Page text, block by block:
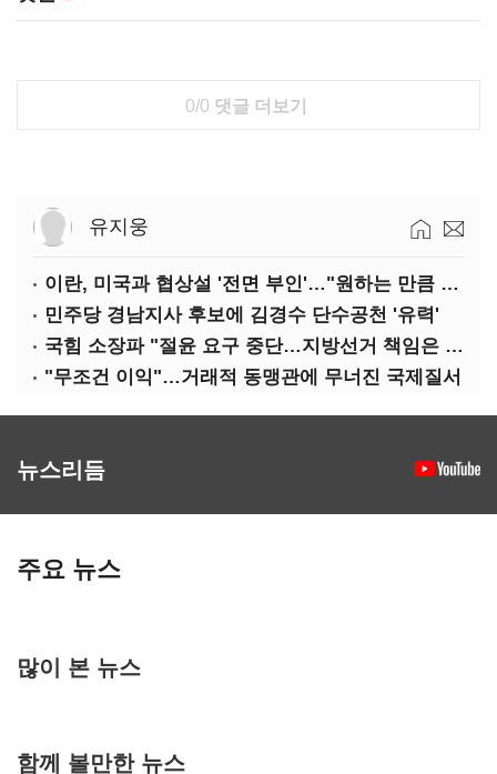
0/0 댓글 더보기
유지웅
이란, 미국과 협상설 '전면 부인'…"원하는 만큼 전쟁 가능"
민주당 경남지사 후보에 김경수 단수공천 '유력'
국힘 소장파 "절윤 요구 중단…지방선거 책임은 장동혁 몫"
"무조건 이익"…거래적 동맹관에 무너진 국제질서
뉴스리듬
주요 뉴스
많이 본 뉴스
함께 볼만한 뉴스